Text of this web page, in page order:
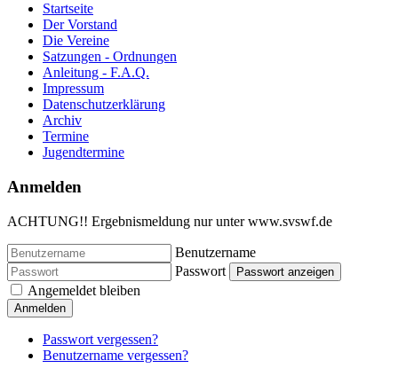
Startseite
Der Vorstand
Die Vereine
Satzungen - Ordnungen
Anleitung - F.A.Q.
Impressum
Datenschutzerklärung
Archiv
Termine
Jugendtermine
Anmelden
ACHTUNG!! Ergebnismeldung nur unter www.svswf.de
Benutzername
Passwort
Passwort anzeigen
Angemeldet bleiben
Anmelden
Passwort vergessen?
Benutzername vergessen?